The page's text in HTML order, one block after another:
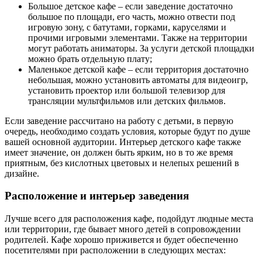
Большое детское кафе – если заведение достаточно
большое по площади, его часть, можно отвести под
игровую зону, с батутами, горками, каруселями и
прочими игровыми элементами. Также на территории
могут работать аниматоры. За услуги детской площадки
можно брать отдельную плату;
Маленькое детской кафе – если территория достаточно
небольшая, можно установить автоматы для видеоигр,
установить проектор или большой телевизор для
трансляции мультфильмов или детских фильмов.
Если заведение рассчитано на работу с детьми, в первую
очередь, необходимо создать условия, которые будут по душе
вашей основной аудитории. Интерьер детского кафе также
имеет значение, он должен быть ярким, но в то же время
приятным, без кислотных цветовых и нелепых решений в
дизайне.
Расположение и интерьер заведения
Лучше всего для расположения кафе, подойдут людные места
или территории, где бывает много детей в сопровождении
родителей. Кафе хорошо приживется и будет обеспеченно
посетителями при расположении в следующих местах: